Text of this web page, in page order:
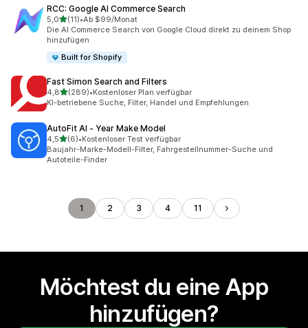
RCC: Google AI Commerce Search
5,0von 5 Sternen
(11)
11 Rezensionen insgesamt
•Ab $99/Monat
Die AI Commerce Search von Google Cloud direkt zu deinem Shop
hinzufügen
Built for Shopify
Fast Simon Search and Filters
4,8von 5 Sternen
(289)
289 Rezensionen insgesamt
•Kostenloser Plan verfügbar
KI-betriebene Suche, Filter, Handel und Empfehlungen
AutoFit AI ‑ Year Make Model
4,5von 5 Sternen
(6)
6 Rezensionen insgesamt
•Kostenloser Test verfügbar
Baujahr-Marke-Modell-Filter, Fahrgestellnummer-Suche und
Autoteile-Finder
1 2 3 4 11
Möchtest du eine App
hinzufügen?